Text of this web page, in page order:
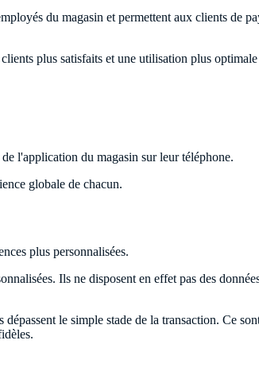
du magasin et permettent aux clients de
plus satisfaits et une utilisation plus
l'application du magasin sur leur téléphone.
globale de chacun.
plus personnalisées.
Ils ne disposent en effet pas des
le simple stade de la transaction. Ce